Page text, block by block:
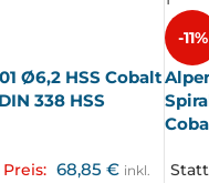
Ø6,2 HSS Cobalt
338 HSS
Preis: 68,85€ inkl.
-11%